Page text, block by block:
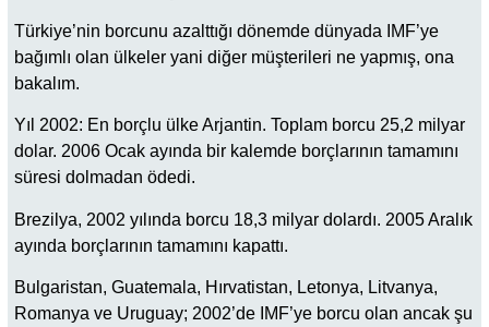
Türkiye’nin borcunu azalttığı dönemde dünyada IMF’ye
bağımlı olan ülkeler yani diğer müşterileri ne yapmış, ona
bakalım.
Yıl 2002: En borçlu ülke Arjantin. Toplam borcu 25,2 milyar
dolar. 2006 Ocak ayında bir kalemde borçlarının tamamını
süresi dolmadan ödedi.
Brezilya, 2002 yılında borcu 18,3 milyar dolardı. 2005 Aralık
ayında borçlarının tamamını kapattı.
Bulgaristan, Guatemala, Hırvatistan, Letonya, Litvanya,
Romanya ve Uruguay; 2002’de IMF’ye borcu olan ancak şu